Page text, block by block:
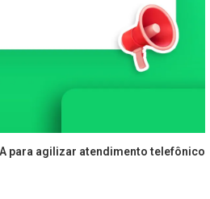
para agilizar atendimento telefônico